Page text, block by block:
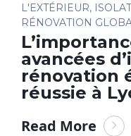
L'EXTÉRIEUR,
RÉNOVATION
avancées
rénovation
réussie à
Read More